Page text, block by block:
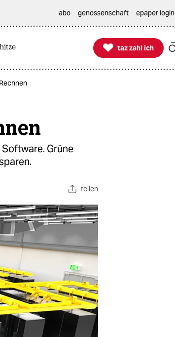
abo genossenschaft epaper login
hitze 
taz zahl ich
taz zahl ich
Grüne
teilen